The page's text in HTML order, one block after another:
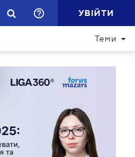
УВІЙТИ
Теми